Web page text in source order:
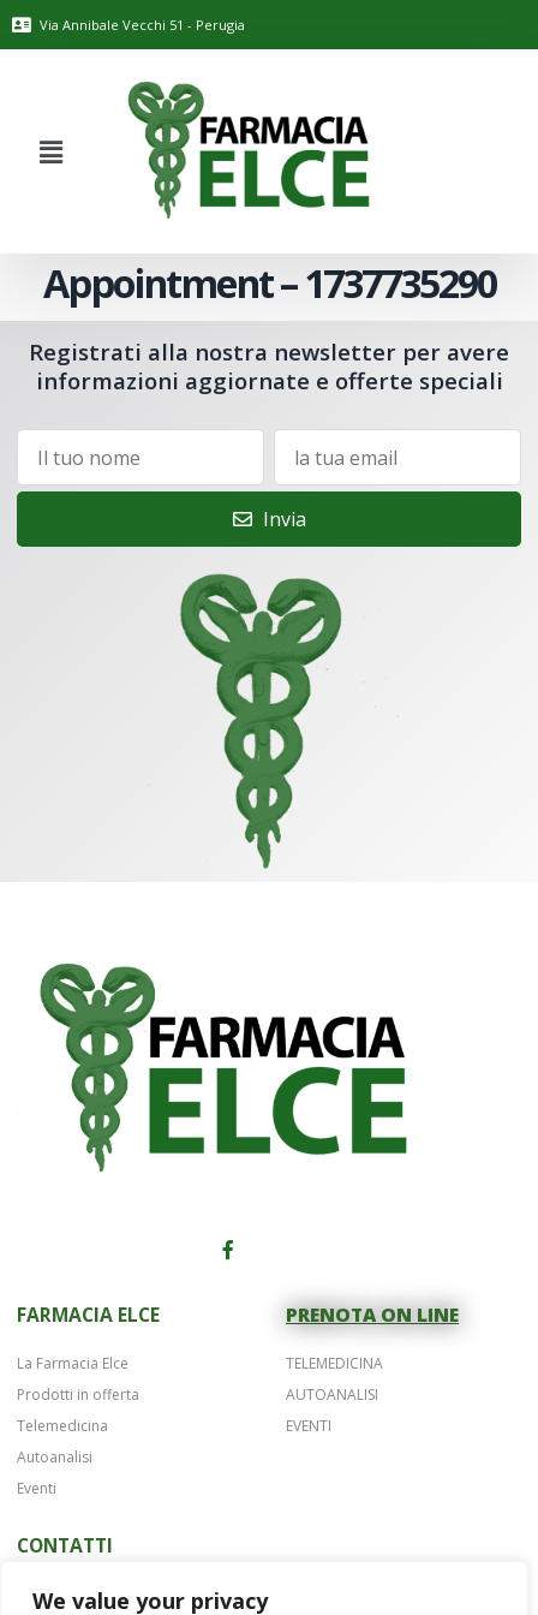
We value your privacy
Via Annibale Vecchi 51 - Perugia
Appointment – 1737735290
Registrati alla nostra newsletter per avere
informazioni aggiornate e offerte speciali
Invia
FARMACIA ELCE
La Farmacia Elce
Prodotti in offerta
Telemedicina
Autoanalisi
Eventi
PRENOTA ON LINE
TELEMEDICINA
AUTOANALISI
EVENTI
CONTATTI
Telefono 075 42622